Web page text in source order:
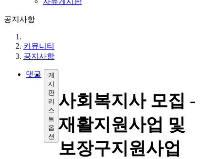
공지사항
커뮤니티
공지사항
댓글
게
시
판
리
스
트
옵
션
사회복지사 모집 -
재활지원사업 및
보장구지원사업